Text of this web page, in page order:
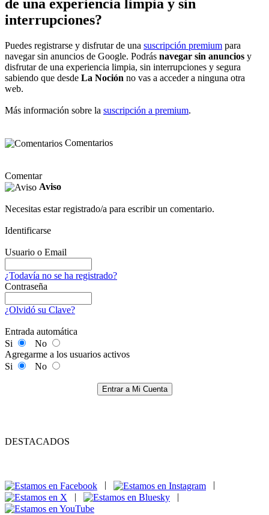
de una experiencia limpia y sin
interrupciones?
Puedes registrarse y disfrutar de una suscripción premium para
navegar sin anuncios de Google. Podrás navegar sin anuncios y
disfrutar de una experiencia limpia, sin interrupciones y segura
sabiendo que desde La Noción no vas a acceder a ninguna otra
web.
Más información sobre la suscripción a premium.
Comentarios
Comentar
Aviso
Necesitas estar registrado/a para escribir un comentario.
Identificarse
Usuario o Email
¿Todavía no se ha registrado?
Contraseña
¿Olvidó su Clave?
Entrada automática
Si
No
Agregarme a los usuarios activos
Si
No
Entrar a Mi Cuenta
DESTACADOS
|
|